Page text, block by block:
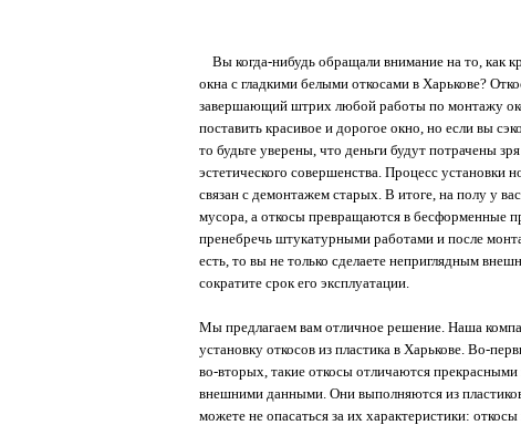
Выкогда-нибудьобращали внимание на то, как
окна с гладкими белыми откосами в Харькове?
завершающий штрих любой работы по монтажу
поставить красивое и дорогое окно, но если вы
то будьте уверены, что деньги будут потрачены
эстетического совершенства. Процесс установки
связан с демонтажем старых. В итоге, на полу у
мусора, а откосы превращаются в бесформенные
пренебречь штукатурными работами и после
есть, то вы не только сделаете неприглядным
сократите срок его эксплуатации.
Мы предлагаем вам отличное решение. Наша
установку откосов из пластика в Харькове. Во-
во-вторых, такие откосы отличаются прекрасными
внешними данными. Они выполняются из
можете не опасаться за их характеристики: откосы